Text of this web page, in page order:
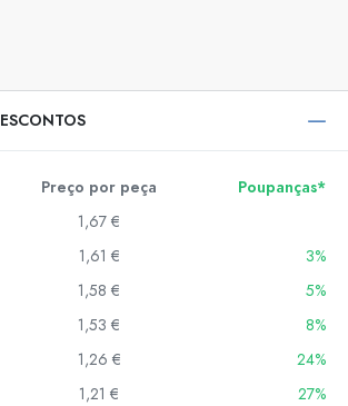
Preço por peça
Poupanças*
1,67 €
1,61 €
3%
1,58 €
5%
1,53 €
8%
1,26 €
24%
1,21 €
27%